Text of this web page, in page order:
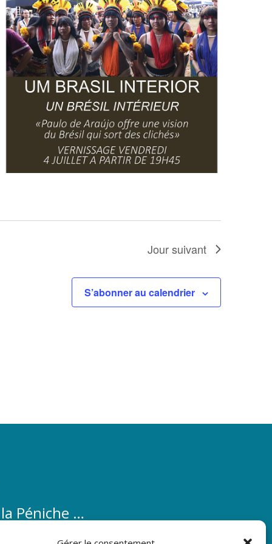
Jour suivant
S’abonner au calendrier
Péniche …
…